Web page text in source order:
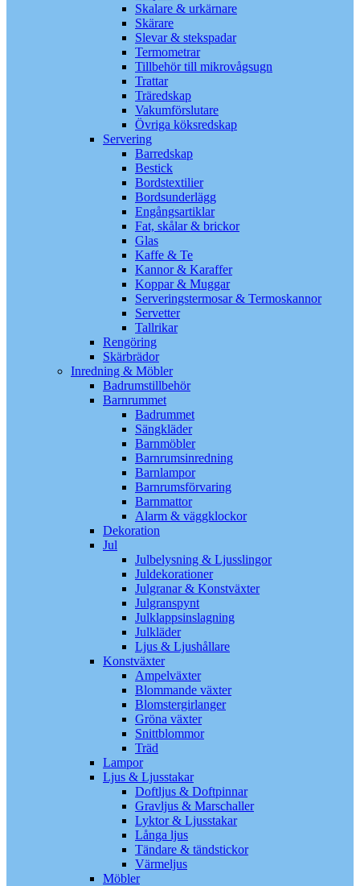
Skalare & urkärnare
Skärare
Slevar & stekspadar
Termometrar
Tillbehör till mikrovågsugn
Trattar
Träredskap
Vakumförslutare
Övriga köksredskap
Servering
Barredskap
Bestick
Bordstextilier
Bordsunderlägg
Engångsartiklar
Fat, skålar & brickor
Glas
Kaffe & Te
Kannor & Karaffer
Koppar & Muggar
Serveringstermosar & Termoskannor
Servetter
Tallrikar
Rengöring
Skärbrädor
Inredning & Möbler
Badrumstillbehör
Barnrummet
Badrummet
Sängkläder
Barnmöbler
Barnrumsinredning
Barnlampor
Barnrumsförvaring
Barnmattor
Alarm & väggklockor
Dekoration
Jul
Julbelysning & Ljusslingor
Juldekorationer
Julgranar & Konstväxter
Julgranspynt
Julklappsinslagning
Julkläder
Ljus & Ljushållare
Konstväxter
Ampelväxter
Blommande växter
Blomstergirlanger
Gröna växter
Snittblommor
Träd
Lampor
Ljus & Ljusstakar
Doftljus & Doftpinnar
Gravljus & Marschaller
Lyktor & Ljusstakar
Långa ljus
Tändare & tändstickor
Värmeljus
Möbler